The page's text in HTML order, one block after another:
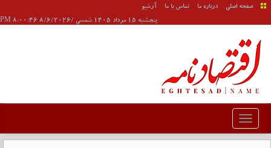
صفحه اصلی درباره ما تماس با ما
آرشیو
پنجشنبه 15 مرداد 1405 شمسی /8/6/2026 8:00:46 PM